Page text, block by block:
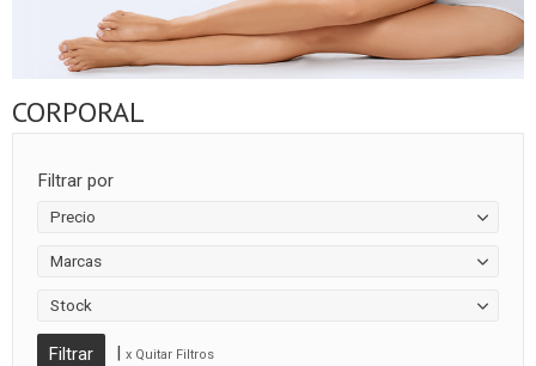
CORPORAL
Filtrar por
Precio
Marcas
Stock
| x Quitar Filtros